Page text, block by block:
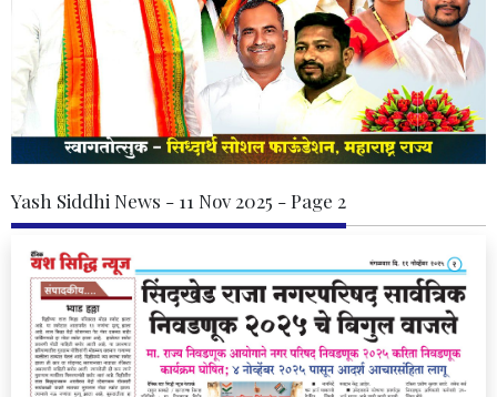
Yash Siddhi News - 11 Nov 2025 - Page 2